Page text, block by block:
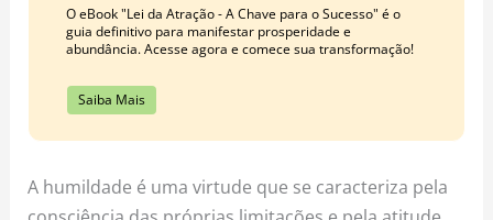
O eBook "Lei da Atração - A Chave para o Sucesso" é o
guia definitivo para manifestar prosperidade e
abundância. Acesse agora e comece sua transformação!
Saiba Mais
A humildade é uma virtude que se caracteriza pela